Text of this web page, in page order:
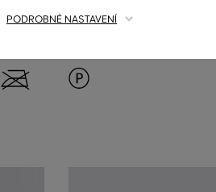
PODROBNÉ NASTAVENÍ